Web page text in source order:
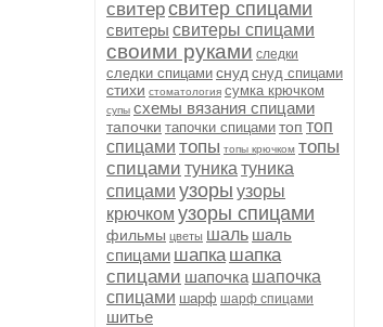
свитерсвитер спицами
свитеры свитеры спицами
своими руками следки
следки спицами снуд снуд спицами
стихи стоматология сумка крючком
супы схемы вязания спицами
тапочки тапочки спицами топ топ
спицами топы топы крючком топы
спицами туника туника
спицами узоры узоры
крючком узоры спицами
фильмы цветы шаль шаль
спицами шапка шапка
спицами шапочка шапочка
спицами шарф шарф спицами
шитье